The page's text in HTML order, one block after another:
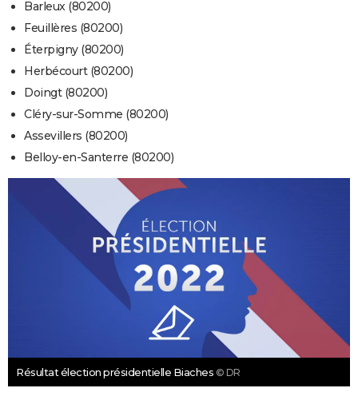
Barleux (80200)
Feuillères (80200)
Éterpigny (80200)
Herbécourt (80200)
Doingt (80200)
Cléry-sur-Somme (80200)
Assevillers (80200)
Belloy-en-Santerre (80200)
Résultat élection présidentielle Biaches © DR